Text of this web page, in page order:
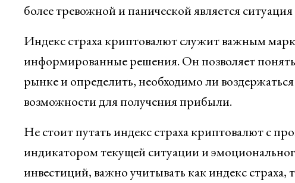
более тревожной и панической является
Индекс страха криптовалют служит важным
информированные решения. Он позволяет
рынке и определить, необходимо ли
возможности для получения прибыли.
Не стоит путать индекс страха криптовалют с
индикатором текущей ситуации и
инвестиций, важно учитывать как индекс